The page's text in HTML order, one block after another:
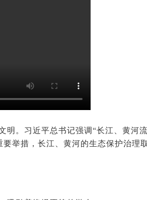
明。习近平总书记强调“长江、黄河
举措，长江、黄河的生态保护治理